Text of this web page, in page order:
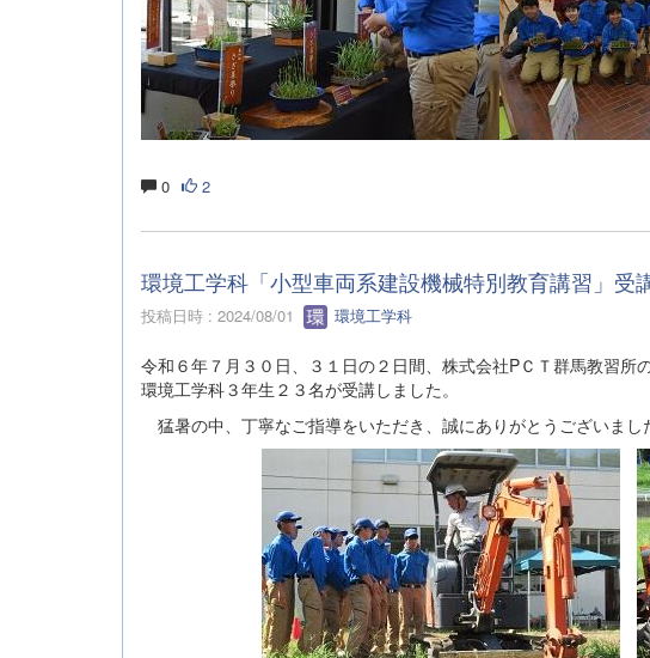
0 2
環境工学科「小型車両系建設機械特別教育講習」受
投稿日時 : 2024/08/01 環境工学科
令和６年７月３０日、３１日の２日間、株式会社PＣＴ群馬教習所
環境工学科３年生２３名が受講しました。
猛暑の中、丁寧なご指導をいただき、誠にありがとうございまし